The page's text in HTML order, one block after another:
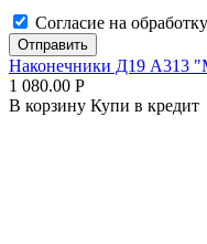
Согласие на обработку
Отправить
Наконечники Д19 А313
1 080.00 Р
В корзину Купи в кредит